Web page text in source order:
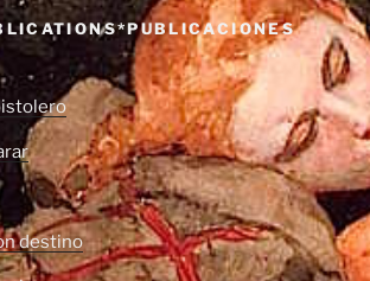
destino